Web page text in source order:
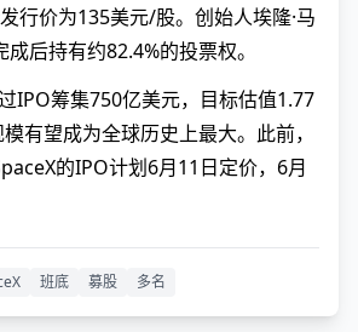
行价为135美元/股。创始人埃隆·马
后持有约82.4%的投票权。
IPO筹集750亿美元，目标估值1.77
有望成为全球历史上最大。此前，
的IPO计划6月11日定价，6月
班底 募股 多名